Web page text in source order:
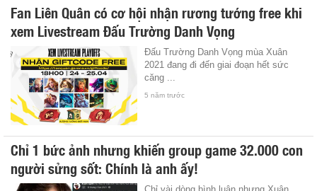
Fan Liên Quân có cơ hội nhận rương tướng free khi
xem Livestream Đấu Trường Danh Vọng
Đấu Trường Danh Vọng mùa Xuân
2021 đang đi đến giai đoạn hết sức
căng ...
5 năm trước
Chỉ 1 bức ảnh nhưng khiến group game 32.000 con
người sửng sốt: Chính là anh ấy!